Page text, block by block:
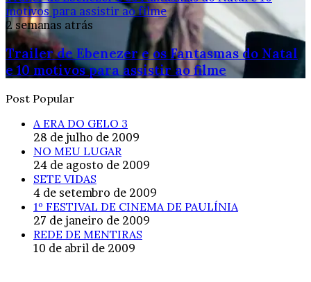
motivos para assistir ao filme
2 semanas atrás
Trailer de Ebenezer e os Fantasmas do Natal
e 10 motivos para assistir ao filme
Post Popular
A ERA DO GELO 3
28 de julho de 2009
NO MEU LUGAR
24 de agosto de 2009
SETE VIDAS
4 de setembro de 2009
1º FESTIVAL DE CINEMA DE PAULÍNIA
27 de janeiro de 2009
REDE DE MENTIRAS
10 de abril de 2009